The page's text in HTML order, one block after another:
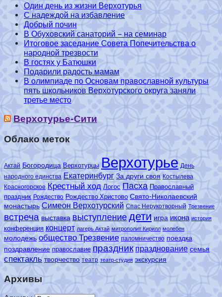
Один день из жизни Верхотурья
С надеждой на избавление
Добрый почин
В Обуховский санаторий – на семинар
Итоговое заседание Совета Попечительства о
народной трезвости
В гостях у Батюшки
Подарили радость мамам
В олимпиаде по Основам православной культуры
пять школьников Верхотурского округа заняли
третье место
Верхотурье-Сити
Облако меток
Актай Богородица Верхотурцы Верхотурье День
народного единства Екатеринбург За други своя Костылева
Красногорское Крестный ход Логос Пасха Православный
праздник Рождество Рождество Христово Свято-Николаевский
монастырь Симеон Верхотурский Спас Нерукотворный Трезвение
встреча выставка выступлениедети игра икона история
конференция концерт лагерь Актай митрополит Кирилл молебен
молодежь общество Трезвение паломничество поездка
поздравление православие праздник празднование семья
спектакль творчество театр театр-студия экскурсия
Архивы